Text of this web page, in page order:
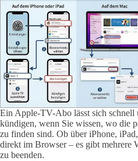
Ein Apple-TV-Abo lässt sich schnell
kündigen, wenn Sie wissen, wo die
zu finden sind. Ob über iPhone,
direkt im Browser – es gibt mehrere
zu beenden.